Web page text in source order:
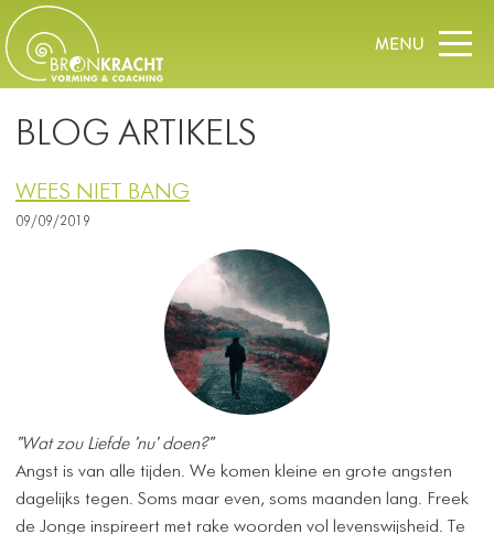
BLOG ARTIKELS
WEES NIET BANG
09/09/2019
"Wat zou Liefde 'nu' doen?"
Angst is van alle tijden. We komen kleine en grote angsten
dagelijks tegen. Soms maar even, soms maanden lang. Freek
de Jonge inspireert met rake woorden vol levenswijsheid. Te